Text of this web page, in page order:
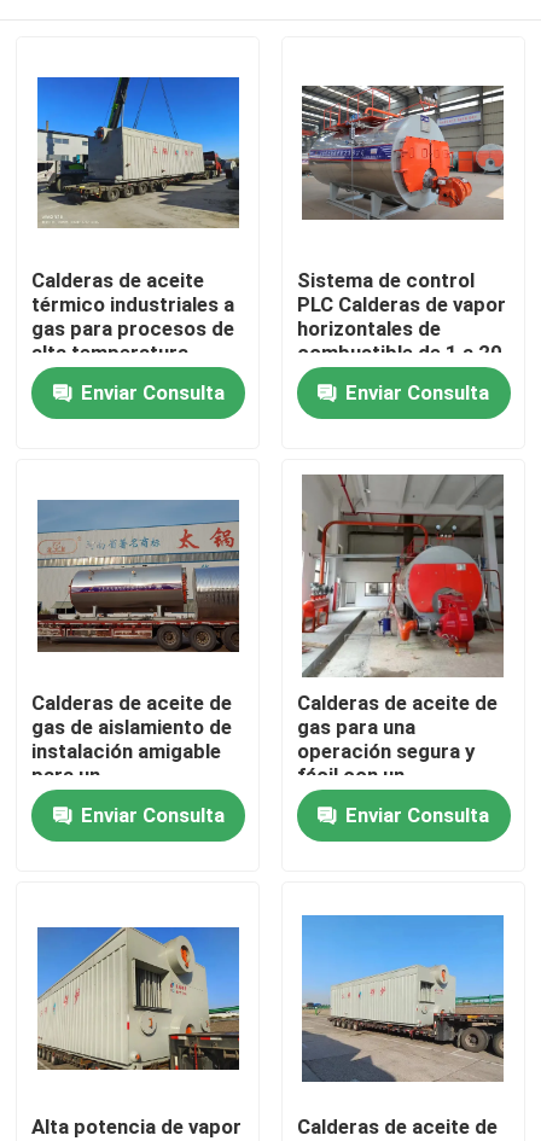
Vídeos
Viaje de la fábrica
Control de calidad
Noticias
Pida una cita
Caldera de gasóleo
Calderas de aceite
térmico industriales a
gas para procesos de
alta temperatura
Enviar Consulta
Sistema de control
PLC Calderas de vapor
horizontales de
combustible de 1 a 20
t/h
Enviar Consulta
Calderas de aceite de
gas de aislamiento de
instalación amigable
para un
funcionamiento
estableEnviar Consulta
Calderas de aceite de
gas para una
operación segura y
fácil con un
controlador
automático avanzado
de calderas de vapor
Enviar Consulta
Alta potencia de vapor
Calderas de aceite de